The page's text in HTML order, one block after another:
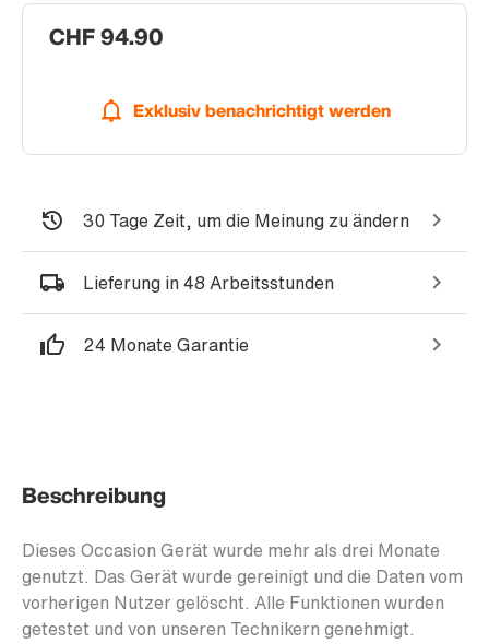
CHF 94.90
Exklusiv benachrichtigt werden
30 Tage Zeit, um die Meinung zu ändern
Lieferung in 48 Arbeitsstunden
24 Monate Garantie
Beschreibung
Dieses Occasion Gerät wurde mehr als drei Monate
genutzt. Das Gerät wurde gereinigt und die Daten vom
vorherigen Nutzer gelöscht. Alle Funktionen wurden
getestet und von unseren Technikern genehmigt.